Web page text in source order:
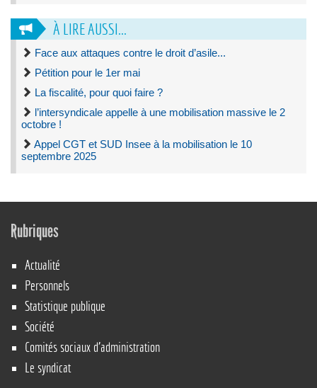
À LIRE AUSSI...
Face aux attaques contre le droit d’asile...
Pétition pour le 1er mai
La fiscalité, pour quoi faire ?
l’intersyndicale appelle à une mobilisation massive le 2
octobre !
Appel CGT et SUD Insee à la mobilisation le 10
septembre 2025
Rubriques
Actualité
Personnels
Statistique publique
Société
Comités sociaux d’administration
Le syndicat